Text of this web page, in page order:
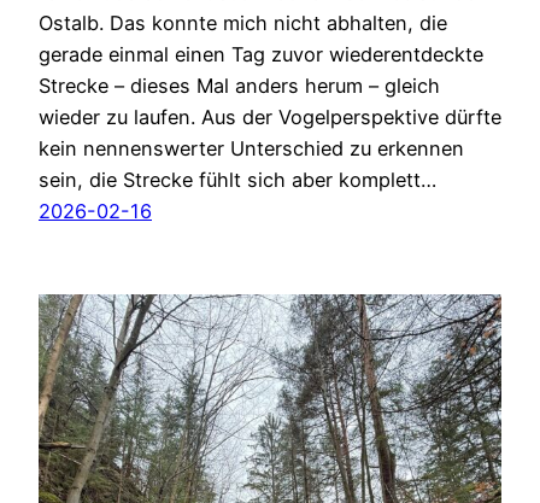
Ostalb. Das konnte mich nicht abhalten, die
gerade einmal einen Tag zuvor wiederentdeckte
Strecke – dieses Mal anders herum – gleich
wieder zu laufen. Aus der Vogelperspektive dürfte
kein nennenswerter Unterschied zu erkennen
sein, die Strecke fühlt sich aber komplett…
2026-02-16